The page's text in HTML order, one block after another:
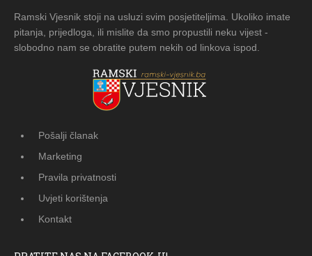
Ramski Vjesnik stoji na usluzi svim posjetiteljima. Ukoliko imate
pitanja, prijedloga, ili mislite da smo propustili neku vijest -
slobodno nam se obratite putem nekih od linkova ispod.
Pošalji članak
Marketing
Pravila privatnosti
Uvjeti korištenja
Kontakt